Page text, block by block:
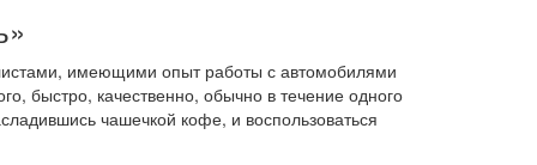
имеющими опыт работы с автомобилями
быстро, качественно, обычно в течение одного
чашечкой кофе, и воспользоваться